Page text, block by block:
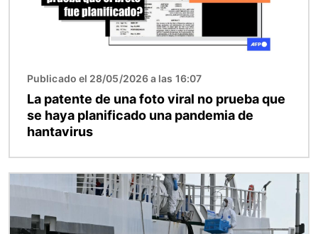
Publicado el 28/05/2026 a las 16:07
La patente de una foto viral no prueba que
se haya planificado una pandemia de
hantavirus
Imagen